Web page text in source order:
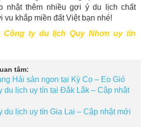
nhật thêm nhiều gợi ý du lịch chất
vu khắp miền đất Việt bạn nhé!
Công ty du lịch Quy Nhơn uy tín
tâm:
Hải sản ngon tại Kỳ Co – Eo Gió
du lịch uy tín tại Đắk Lắk – Cập nhật
du lịch uy tín Gia Lai – Cập nhật mới